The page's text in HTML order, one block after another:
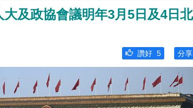
大及政協會議明年3月5日及4日北
分享
讚好 5